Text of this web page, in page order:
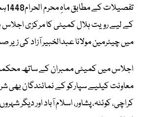
کے لیے رویت ہلال کمیٹی کا مرکزی اجلاس
میں چیئرمین مولانا عبدالخبیر آزاد کی زیر
اجلاس میں کمیٹی ممبران کے ساتھ
معاونت کیلیے سپارکو کے نمائندگان بھی
کراچی، کوئٹہ، پشاور، اسلام آباد اور دیگر